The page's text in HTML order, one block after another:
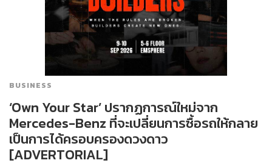
BUSINESS
‘Own Your Star’ ปรากฏการณ์ใหม่จาก
Mercedes-Benz ที่จะเปลี่ยนการซื้อรถให้กลาย
เป็นการได้ครอบครองดวงดาว
[ADVERTORIAL]